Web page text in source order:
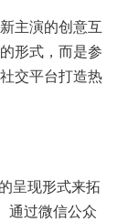
主演的创意互
形式，而是参
交平台打造热
呈现形式来拓
通过微信公众